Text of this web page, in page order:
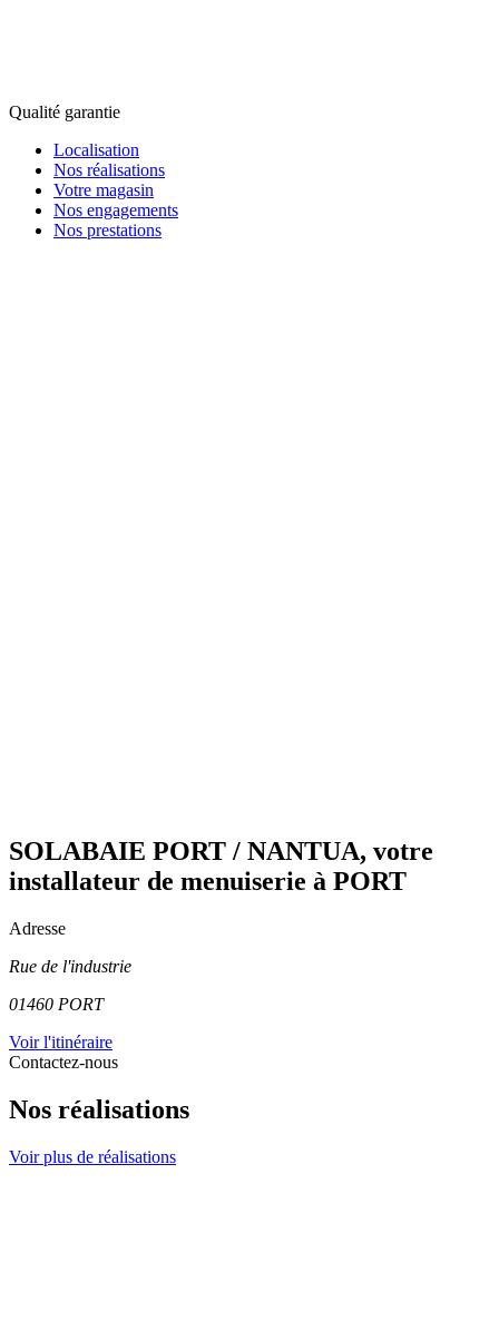
Qualité garantie
Localisation
Nos réalisations
Votre magasin
Nos engagements
Nos prestations
SOLABAIE PORT / NANTUA, votre
installateur de menuiserie à PORT
Adresse
Rue de l'industrie
01460 PORT
Voir l'itinéraire
Contactez-nous
Nos réalisations
Voir plus de réalisations